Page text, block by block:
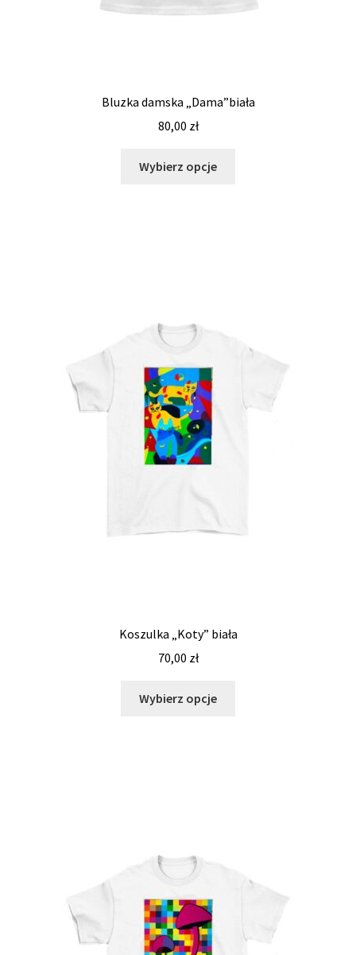
Bluzka damska „Dama”biała
80,00 zł
Wybierz opcje
Koszulka „Koty” biała
70,00 zł
Wybierz opcje